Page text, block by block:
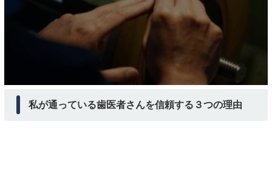
私が通っている歯医者さんを信頼する３つの理由